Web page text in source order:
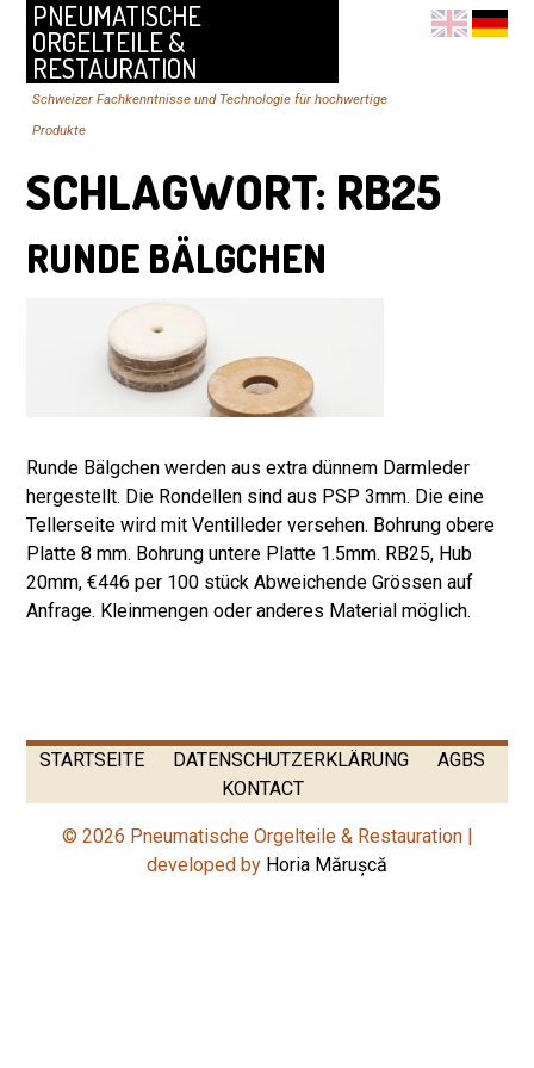
PNEUMATISCHE
ORGELTEILE &
RESTAURATION
Schweizer Fachkenntnisse und Technologie für hochwertige
Produkte
SCHLAGWORT: RB25
RUNDE BÄLGCHEN
Runde Bälgchen werden aus extra dünnem Darmleder
hergestellt. Die Rondellen sind aus PSP 3mm. Die eine
Tellerseite wird mit Ventilleder versehen. Bohrung obere
Platte 8 mm. Bohrung untere Platte 1.5mm. RB25, Hub
20mm, €446 per 100 stück Abweichende Grössen auf
Anfrage. Kleinmengen oder anderes Material möglich.
STARTSEITE DATENSCHUTZERKLÄRUNG
AGBS
KONTACT
© 2026 Pneumatische Orgelteile & Restauration |
developed by Horia Mărușcă